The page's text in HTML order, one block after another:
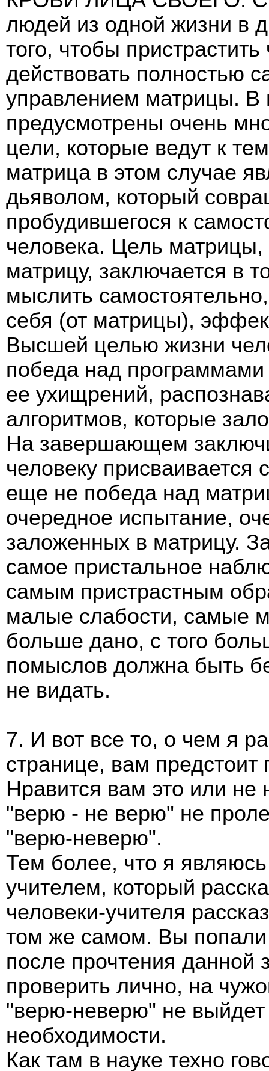
людей из одной жизни в
того, чтобы
действовать полностью
управлением матрицы. В
предусмотрены очень
цели, которые ведут к
матрица в этом случае
дьяволом, который
пробудившегося к
человека. Цель
матрицу, заключается в
мыслить
себя (от матрицы),
Высшей целью жизни
победа над
ее ухищрений,
алгоритмов, которые
На завершающем
человеку присваивается
еще не победа над
очередное испытание,
заложенных в матрицу.
самое пристальное
самым пристрастным
малые слабости, самые
больше дано, с того
помыслов должна быть
не видать.
7. И вот все то, о чем я
странице, вам предстоит
Нравится вам это или
"верю - не верю" не
"верю-неверю".
Тем более, что я
учителем, который
человеки-учителя
том же самом. Вы
после прочтения данной
проверить лично, на
"верю-неверю" не выйдет
необходимости.
Как там в науке техно